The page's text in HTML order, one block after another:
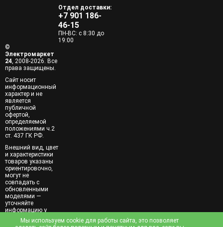
Отдел доставки:
+7 901 186-
46-15
ПН-ВС: с 8:30 до
19:00
©
Электромаркет
24, 2008-2026. Все
права защищены.
Сайт носит
информационный
характер и не
является
публичной
офертой,
определяемой
положениями ч.2
ст. 437 ГК РФ.
Внешний вид, цвет
и характеристики
товаров указаны
ориентировочно,
могут не
совпадать с
обновленными
моделями —
уточняйте
информацию у
менеджеров при
заказе.Мы используем cookie для работы сайта, это позволяет